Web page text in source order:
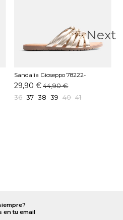
Sandalia Gioseppo 78222-
CALBAYOG Platino
29,90 € 44,90 €
36 37 38 39 40 41
Next
en tu email